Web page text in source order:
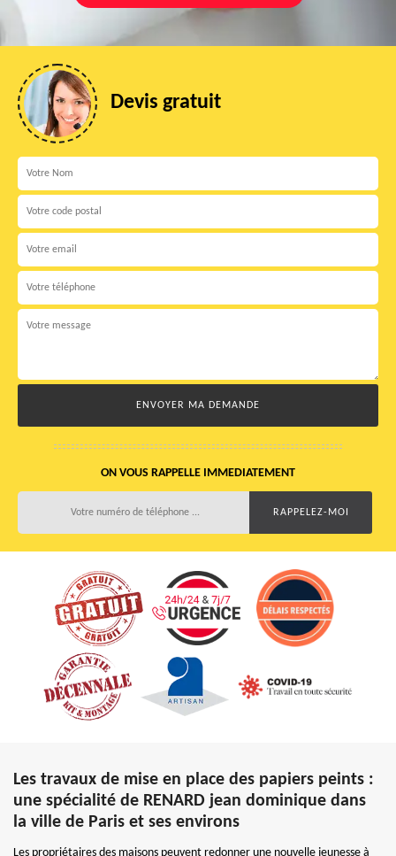
Devis gratuit
ON VOUS RAPPELLE IMMEDIATEMENT
Les travaux de mise en place des papiers peints :
une spécialité de RENARD jean dominique dans
la ville de Paris et ses environs
Les propriétaires des maisons peuvent redonner une nouvelle jeunesse à